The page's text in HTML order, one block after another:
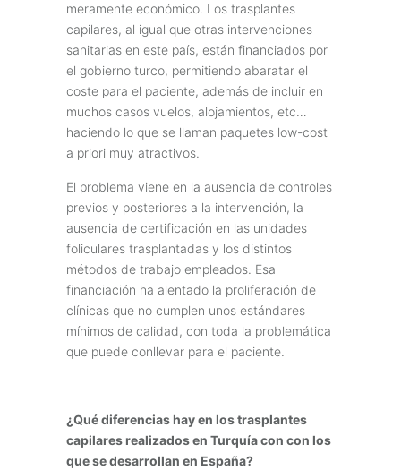
meramente económico. Los trasplantes
capilares, al igual que otras intervenciones
sanitarias en este país, están financiados por
el gobierno turco, permitiendo abaratar el
coste para el paciente, además de incluir en
muchos casos vuelos, alojamientos, etc…
haciendo lo que se llaman paquetes low-cost
a priori muy atractivos.
El problema viene en la ausencia de controles
previos y posteriores a la intervención, la
ausencia de certificación en las unidades
foliculares trasplantadas y los distintos
métodos de trabajo empleados. Esa
financiación ha alentado la proliferación de
clínicas que no cumplen unos estándares
mínimos de calidad, con toda la problemática
que puede conllevar para el paciente.
¿Qué diferencias hay en los trasplantes
capilares realizados en Turquía con con los
que se desarrollan en España?